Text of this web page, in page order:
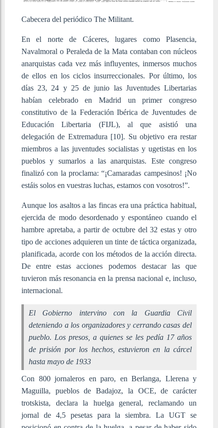
Cabecera del periódico The Militant.
En el norte de Cáceres, lugares como Plasencia,
Navalmoral o Peraleda de la Mata contaban con núcleos
anarquistas cada vez más influyentes, inmersos muchos
de ellos en los ciclos insurreccionales. Por último, los
días 23, 24 y 25 de junio las Juventudes Libertarias
habían celebrado en Madrid un primer congreso
constitutivo de la Federación Ibérica de Juventudes de
Educación Libertaria (FIJL), al que asistió una
delegación de Extremadura [10]. Su objetivo era restar
miembros a las juventudes socialistas y ugetistas en los
pueblos y sumarlos a las anarquistas. Este congreso
finalizó con la proclama: “¡Camaradas campesinos! ¡No
estáis solos en vuestras luchas, estamos con vosotros!”.
Aunque los asaltos a las fincas era una práctica habitual,
ejercida de modo desordenado y espontáneo cuando el
hambre apretaba, a partir de octubre del 32 estas y otro
tipo de acciones adquieren un tinte de táctica organizada,
planificada, acorde con los métodos de la acción directa.
De entre estas acciones podemos destacar las que
tuvieron más resonancia en la prensa nacional e, incluso,
internacional.
El Gobierno intervino con la Guardia Civil
deteniendo a los organizadores y cerrando casas del
pueblo. Los presos, a quienes se les pedía 17 años
de prisión por los hechos, estuvieron en la cárcel
hasta mayo de 1933
Con 800 jornaleros en paro, en Berlanga, Llerena y
Maguilla, pueblos de Badajoz, la OCE, de carácter
trotskista, declara la huelga general, reclamando un
jornal de 4,5 pesetas para la siembra. La UGT se